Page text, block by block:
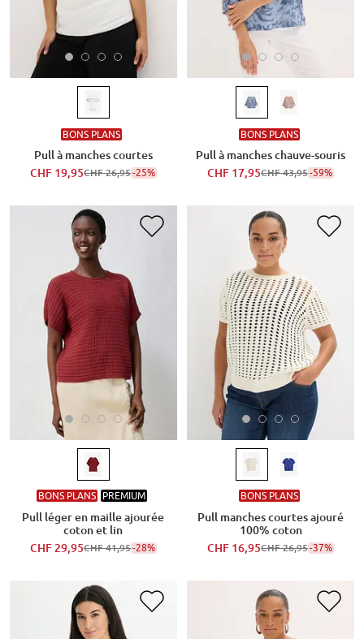
BONS PLANS
Pull à manches courtes
CHF 19,95CHF 26,95-25%
BONS PLANS
Pull à manches chauve-souris
CHF 17,95CHF 43,95-59%
BONS PLANS PREMIUM
Pull léger en maille ajourée
coton et lin
CHF 29,95CHF 41,95-28%
BONS PLANS
Pull manches courtes ajouré
100% coton
CHF 16,95CHF 26,95-37%